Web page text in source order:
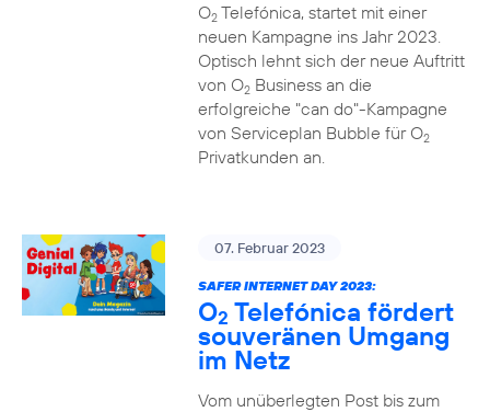
O2Telefónica, startet mit einer
neuen Kampagne ins Jahr 2023.
Optisch lehnt sich der neue Auftritt
von O2Business an die
erfolgreiche "can do"-Kampagne
von Serviceplan Bubble für O2
Privatkunden an.
07. Februar 2023
SAFER INTERNET DAY 2023:
O2 Telefónica fördert
souveränen Umgang
im Netz
Vom unüberlegten Post bis zum